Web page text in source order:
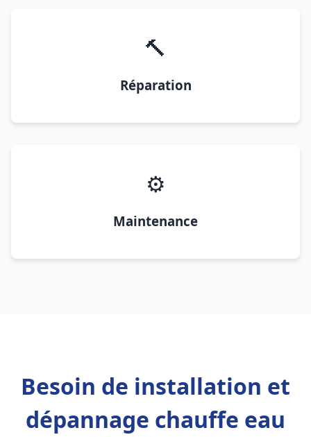
🔨
Réparation
⚙️
Maintenance
Besoin de installation et
dépannage chauffe eau